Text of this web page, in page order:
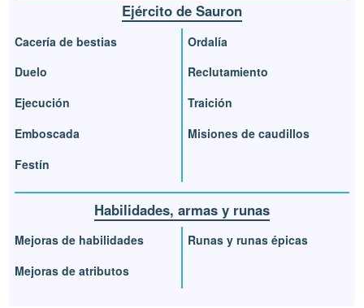
Ejército de Sauron
Cacería de bestias
Duelo
Ejecución
Emboscada
Festín
Ordalía
Reclutamiento
Traición
Misiones de caudillos
Habilidades, armas y runas
Mejoras de habilidades
Mejoras de atributos
Runas y runas épicas